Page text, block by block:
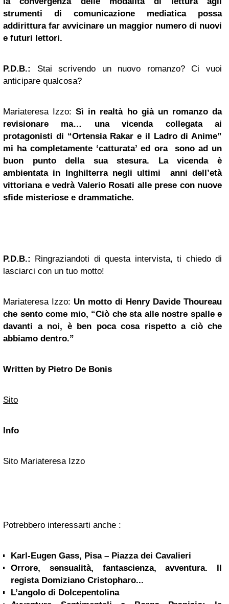
strumenti di comunicazione mediatica possa
addirittura far avvicinare un maggior numero di nuovi
e futuri lettori.
P.D.B.: Stai scrivendo un nuovo romanzo? Ci vuoi
anticipare qualcosa?
Mariateresa Izzo:Sì in realtà ho già un romanzo da
revisionare ma… una vicenda collegata ai
protagonisti di “Ortensia Rakar e il Ladro di Anime”
mi ha completamente ‘catturata’ ed ora sono ad un
buon punto della sua stesura. La vicenda è
ambientata in Inghilterra negli ultimi anni dell’età
vittoriana e vedrà Valerio Rosati alle prese con nuove
sfide misteriose e drammatiche.
P.D.B.: Ringraziandoti di questa intervista, ti chiedo di
lasciarci con un tuo motto!
Mariateresa Izzo: Un motto di Henry Davide Thoureau
che sento come mio, “Ciò che sta alle nostre spalle e
davanti a noi, è ben poca cosa rispetto a ciò che
abbiamo dentro.”
Written by Pietro De Bonis
Sito
Info
Sito Mariateresa Izzo
Potrebbero interessarti anche :
Karl-Eugen Gass, Pisa – Piazza dei Cavalieri
Orrore, sensualità, fantascienza, avventura. Il
regista Domiziano Cristopharo...
L’angolo di Dolcepentolina